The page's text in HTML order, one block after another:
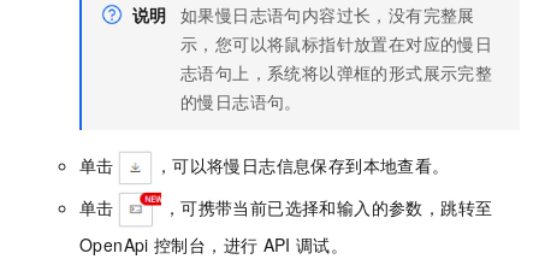
说明 如果慢日志语句内容过长，没有完整展
示，您可以将鼠标指针放置在对应的慢日
志语句上，系统将以弹框的形式展示完整
的慢日志语句。
单击
，可以将慢日志信息保存到本地查看。
单击
，可携带当前已选择和输入的参数，跳转至
OpenApi 控制台，进行 API 调试。